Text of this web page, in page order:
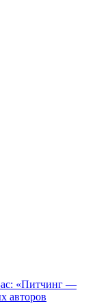
«Питчинг —
авторов